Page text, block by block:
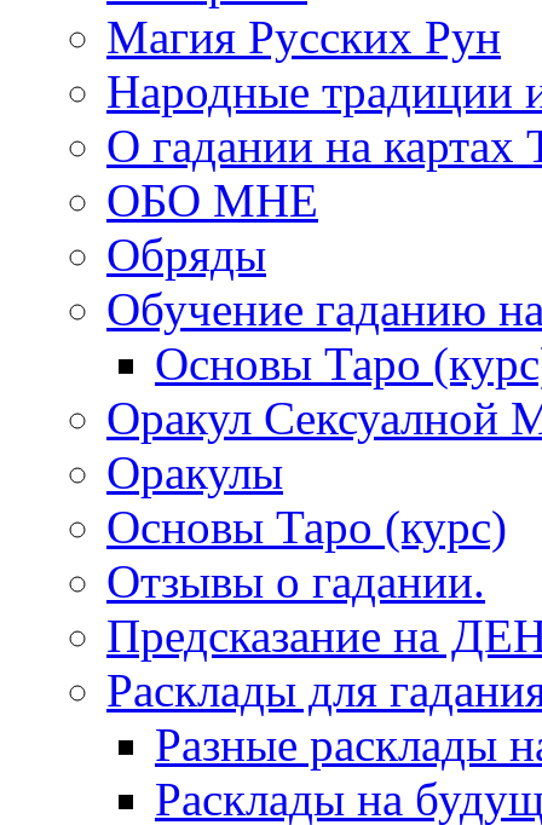
Магия Русских Рун
Народные традиции
О гадании на картах
ОБО МНЕ
Обряды
Обучение гаданию
Основы Таро
Оракул Сексуалной
Оракулы
Основы Таро (курс)
Отзывы о гадании.
Предсказание на
Расклады для
Разные расклады
Расклады на